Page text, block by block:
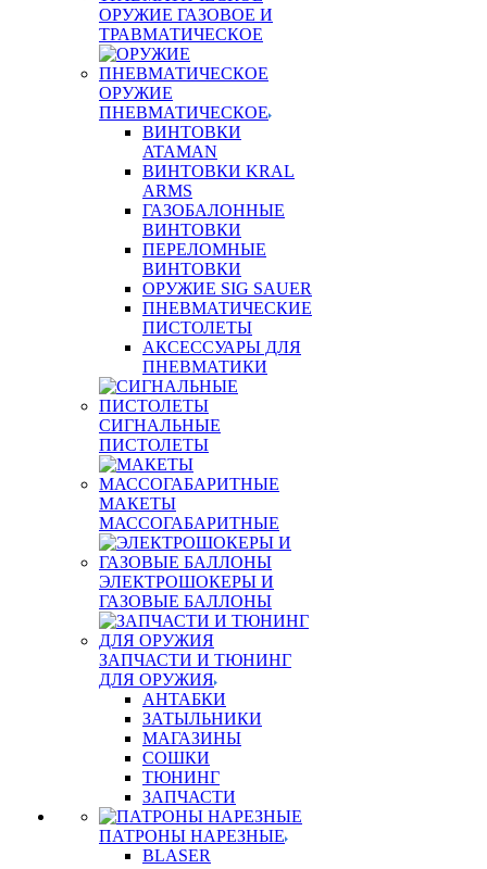
ОРУЖИЕ ГАЗОВОЕ И
ТРАВМАТИЧЕСКОЕ
ОРУЖИЕ
ПНЕВМАТИЧЕСКОЕ
ВИНТОВКИ
ATAMAN
ВИНТОВКИ KRAL
ARMS
ГАЗОБАЛОННЫЕ
ВИНТОВКИ
ПЕРЕЛОМНЫЕ
ВИНТОВКИ
ОРУЖИЕ SIG SAUER
ПНЕВМАТИЧЕСКИЕ
ПИСТОЛЕТЫ
АКСЕССУАРЫ ДЛЯ
ПНЕВМАТИКИ
СИГНАЛЬНЫЕ
ПИСТОЛЕТЫ
МАКЕТЫ
МАССОГАБАРИТНЫЕ
ЭЛЕКТРОШОКЕРЫ И
ГАЗОВЫЕ БАЛЛОНЫ
ЗАПЧАСТИ И ТЮНИНГ
ДЛЯ ОРУЖИЯ
АНТАБКИ
ЗАТЫЛЬНИКИ
МАГАЗИНЫ
СОШКИ
ТЮНИНГ
ЗАПЧАСТИ
ПАТРОНЫ НАРЕЗНЫЕ
BLASER